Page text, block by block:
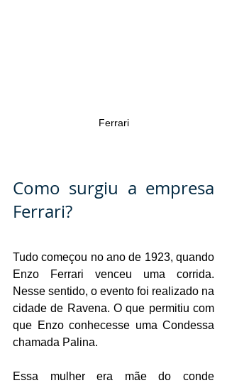
Ferrari
Como surgiu a empresa
Ferrari?
Tudo começou no ano de 1923, quando
Enzo Ferrari venceu uma corrida.
Nesse sentido, o evento foi realizado na
cidade de Ravena. O que permitiu com
que Enzo conhecesse uma Condessa
chamada Palina.
Essa mulher era mãe do conde